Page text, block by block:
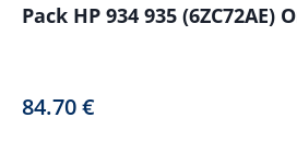
Pack HP 934 935 (6ZC72AE)
84.70€